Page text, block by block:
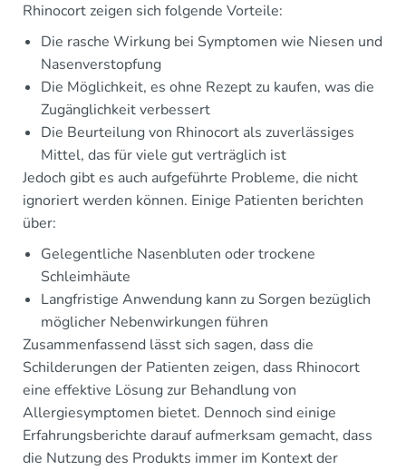
Rhinocort zeigen sich folgende Vorteile:
Die rasche Wirkung bei Symptomen wie Niesen und
Nasenverstopfung
Die Möglichkeit, es ohne Rezept zu kaufen, was die
Zugänglichkeit verbessert
Die Beurteilung von Rhinocort als zuverlässiges
Mittel, das für viele gut verträglich ist
Jedoch gibt es auch aufgeführte Probleme, die nicht
ignoriert werden können. Einige Patienten berichten
über:
Gelegentliche Nasenbluten oder trockene
Schleimhäute
Langfristige Anwendung kann zu Sorgen bezüglich
möglicher Nebenwirkungen führen
Zusammenfassend lässt sich sagen, dass die
Schilderungen der Patienten zeigen, dass Rhinocort
eine effektive Lösung zur Behandlung von
Allergiesymptomen bietet. Dennoch sind einige
Erfahrungsberichte darauf aufmerksam gemacht, dass
die Nutzung des Produkts immer im Kontext der